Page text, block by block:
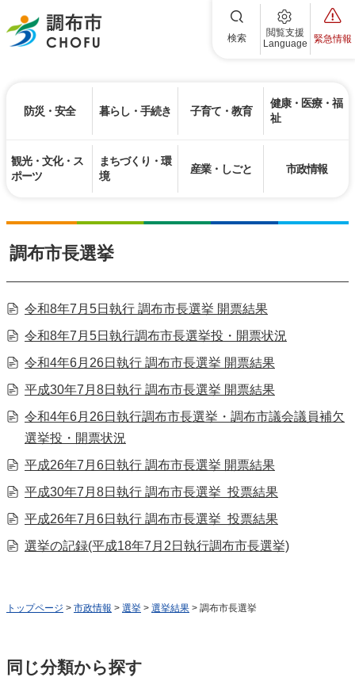
調布市 検索
閲覧支援
Language
緊急情報
防災・安全 暮らし・手続き 子育て・教育
健康・医療・福
祉
観光・文化・ス
ポーツ
まちづくり・環
境
産業・しごと 市政情報
調布市長選挙
令和8年7月5日執行 調布市長選挙 開票結果
令和8年7月5日執行調布市長選挙投・開票状況
令和4年6月26日執行 調布市長選挙 開票結果
平成30年7月8日執行 調布市長選挙 開票結果
令和4年6月26日執行調布市長選挙・調布市議会議員補欠
選挙投・開票状況
平成26年7月6日執行 調布市長選挙 開票結果
平成30年7月8日執行 調布市長選挙 投票結果
平成26年7月6日執行 調布市長選挙 投票結果
選挙の記録(平成18年7月2日執行調布市長選挙)
トップページ > 市政情報 > 選挙 > 選挙結果 > 調布市長選挙
同じ分類から探す